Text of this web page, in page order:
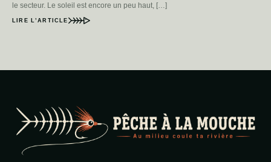
le secteur. Le soleil est encore un peu haut, […]
LIRE L’ARTICLE